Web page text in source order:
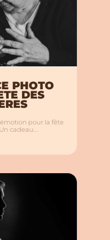
PHOTO
DES
pour la fête
cadeau...